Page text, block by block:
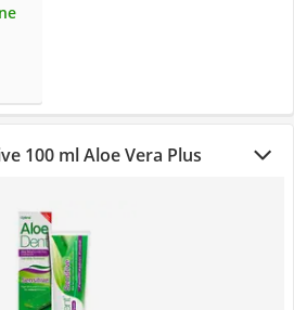
100 ml Aloe Vera Plus